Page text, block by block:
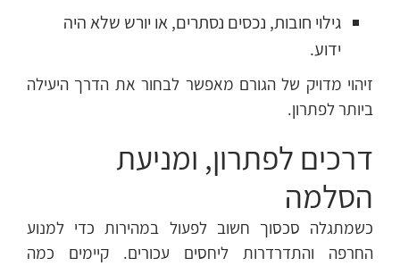
גילוי חובות, נכסים נסתרים, או יורש שלא היה
ידוע.
זיהוי מדויק של הגורם מאפשר לבחור את הדרך היעילה
ביותר לפתרון.
דרכים לפתרון, ומניעת
הסלמה
כשמתגלה סכסוך חשוב לפעול במהירות כדי למנוע
החרפה והתדרדרות ליחסים עכורים. קיימים כמה